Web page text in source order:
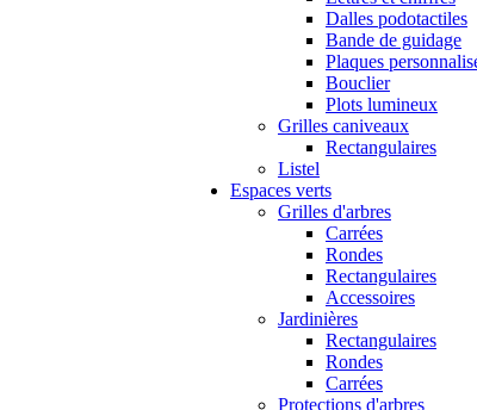
Dalles podotactiles
Bande de guidage
Plaques
Bouclier
Plots lumineux
Grilles caniveaux
Rectangulaires
Listel
Espaces verts
Grilles d'arbres
Carrées
Rondes
Rectangulaires
Accessoires
Jardinières
Rectangulaires
Rondes
Carrées
Protections d'arbres